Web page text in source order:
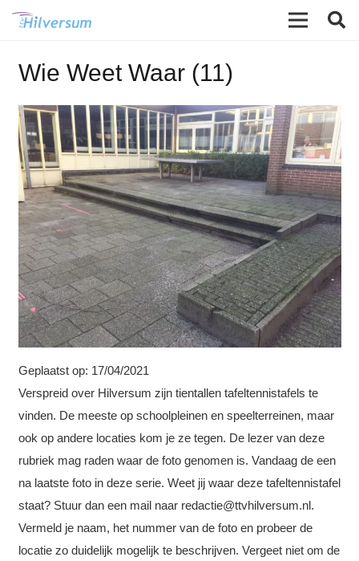
Wie Weet Waar (11)
Geplaatst op: 17/04/2021
Verspreid over Hilversum zijn tientallen tafeltennistafels te
vinden. De meeste op schoolpleinen en speelterreinen, maar
ook op andere locaties kom je ze tegen. De lezer van deze
rubriek mag raden waar de foto genomen is. Vandaag de een
na laatste foto in deze serie. Weet jij waar deze tafeltennistafel
staat? Stuur dan een mail naar redactie@ttvhilversum.nl.
Vermeld je naam, het nummer van de foto en probeer de
locatie zo duidelijk mogelijk te beschrijven. Vergeet niet om de